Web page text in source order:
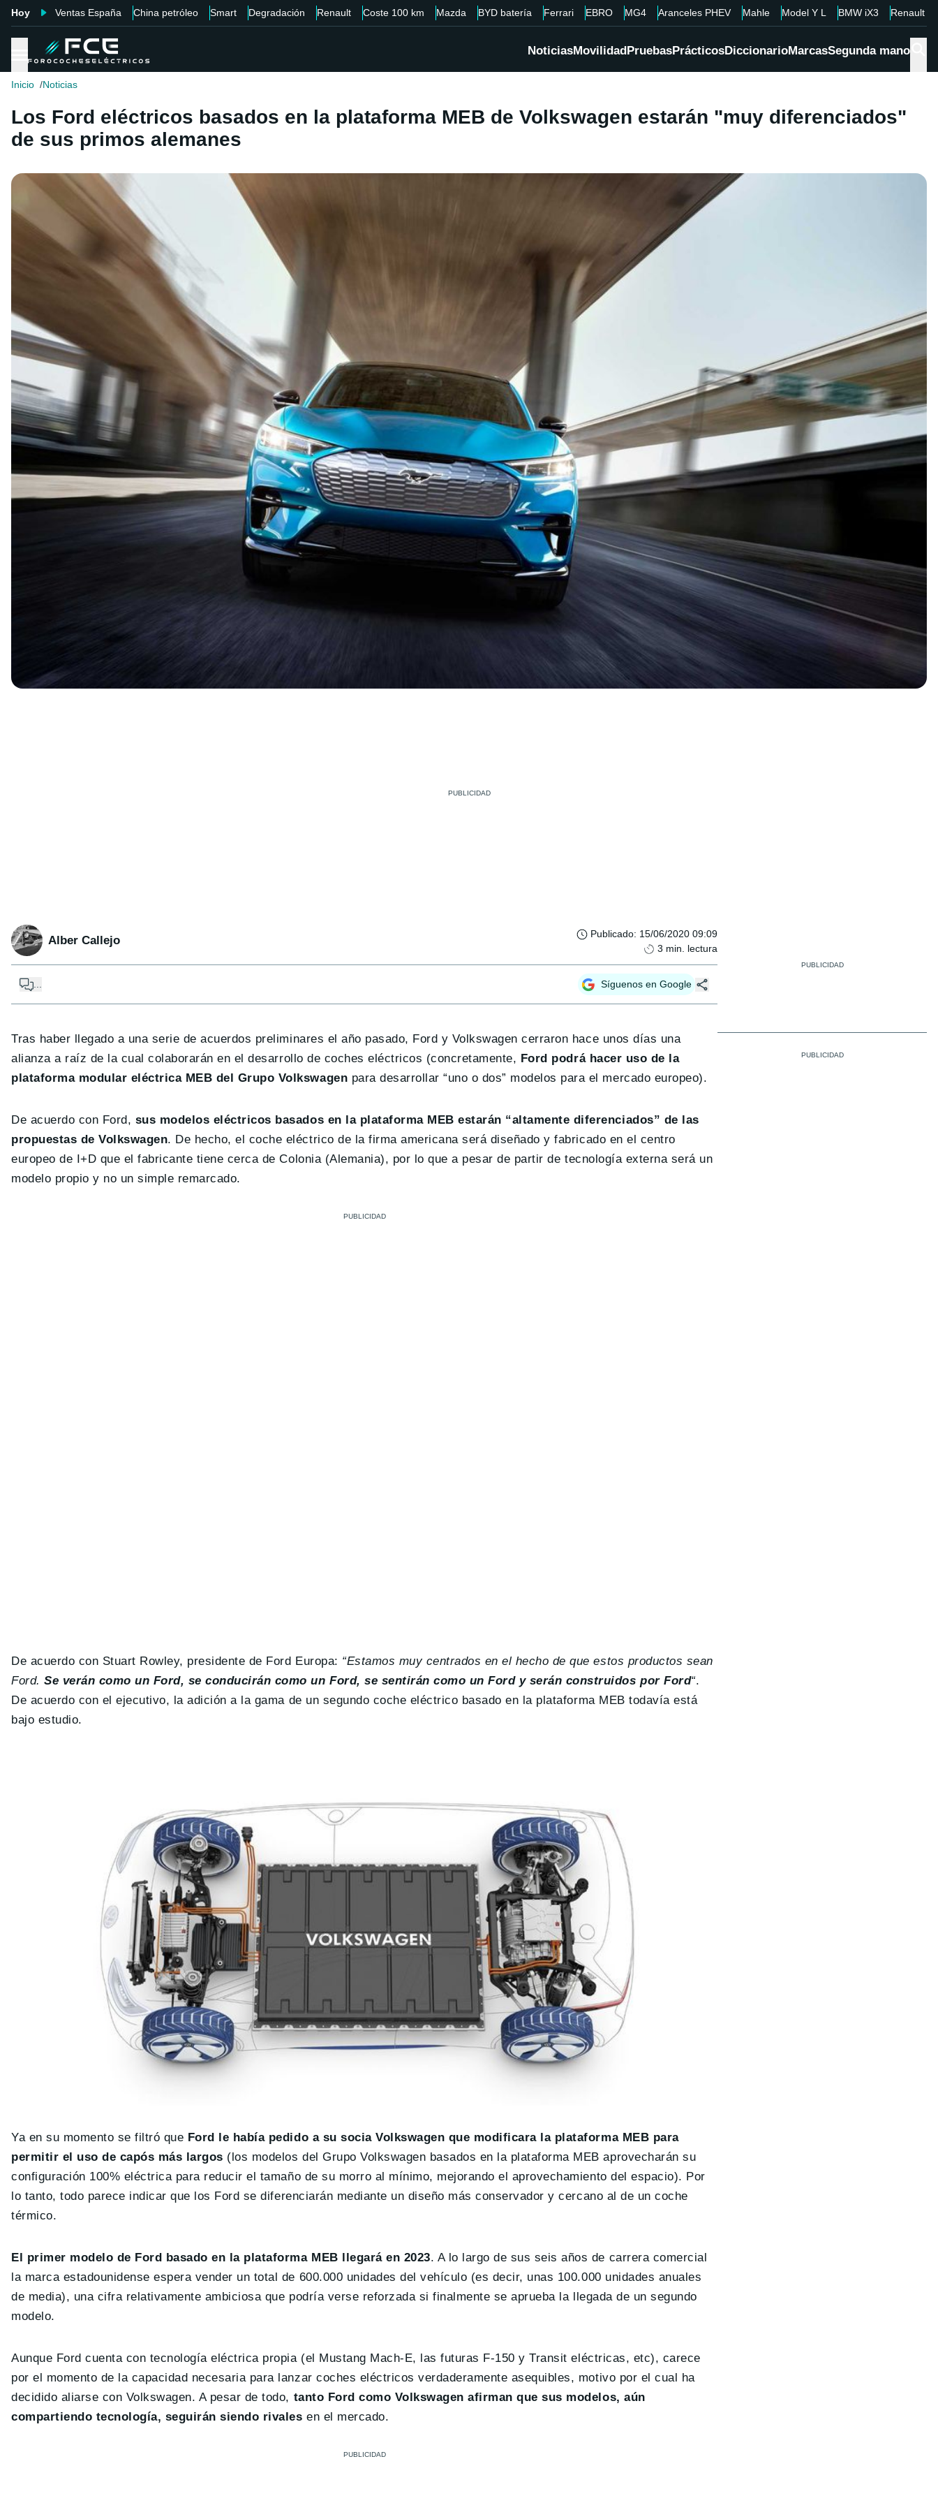
Hoy Ventas España China petróleo Smart Degradación Renault Coste 100 km Mazda BYD batería Ferrari EBRO MG4 Aranceles PHEV Mahle Model Y L BMW iX3 Renault
NoticiasMovilidadPruebasPrácticosDiccionarioMarcasSegunda mano
Inicio Noticias
Los Ford eléctricos basados en la plataforma MEB de Volkswagen estarán "muy diferenciados"
de sus primos alemanes
Alber Callejo Publicado: 15/06/2020 09:09
3 min. lectura
... Síguenos en Google
Tras haber llegado a una serie de acuerdos preliminares el año pasado, Ford y Volkswagen cerraron hace unos días una
alianza a raíz de la cual colaborarán en el desarrollo de coches eléctricos (concretamente, Ford podrá hacer uso de la
plataforma modular eléctrica MEB del Grupo Volkswagen para desarrollar “uno o dos” modelos para el mercado europeo).
De acuerdo con Ford, sus modelos eléctricos basados en la plataforma MEB estarán “altamente diferenciados” de las
propuestas de Volkswagen. De hecho, el coche eléctrico de la firma americana será diseñado y fabricado en el centro
europeo de I+D que el fabricante tiene cerca de Colonia (Alemania), por lo que a pesar de partir de tecnología externa será un
modelo propio y no un simple remarcado.
De acuerdo con Stuart Rowley, presidente de Ford Europa: “Estamos muy centrados en el hecho de que estos productos sean
Ford.Se verán como un Ford, se conducirán como un Ford, se sentirán como un Ford y serán construidos por Ford“.
De acuerdo con el ejecutivo, la adición a la gama de un segundo coche eléctrico basado en la plataforma MEB todavía está
bajo estudio.
Ya en su momento se filtró que Ford le había pedido a su socia Volkswagen que modificara la plataforma MEB para
permitir el uso de capós más largos (los modelos del Grupo Volkswagen basados en la plataforma MEB aprovecharán su
configuración 100% eléctrica para reducir el tamaño de su morro al mínimo, mejorando el aprovechamiento del espacio). Por
lo tanto, todo parece indicar que los Ford se diferenciarán mediante un diseño más conservador y cercano al de un coche
térmico.
El primer modelo de Ford basado en la plataforma MEB llegará en 2023. A lo largo de sus seis años de carrera comercial
la marca estadounidense espera vender un total de 600.000 unidades del vehículo (es decir, unas 100.000 unidades anuales
de media), una cifra relativamente ambiciosa que podría verse reforzada si finalmente se aprueba la llegada de un segundo
modelo.
Aunque Ford cuenta con tecnología eléctrica propia (el Mustang Mach-E, las futuras F-150 y Transit eléctricas, etc), carece
por el momento de la capacidad necesaria para lanzar coches eléctricos verdaderamente asequibles, motivo por el cual ha
decidido aliarse con Volkswagen. A pesar de todo, tanto Ford como Volkswagen afirman que sus modelos, aún
compartiendo tecnología, seguirán siendo rivales en el mercado.